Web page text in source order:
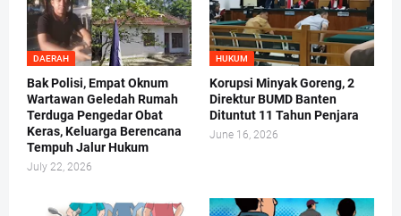
DAERAH
Bak Polisi, Empat Oknum
Wartawan Geledah Rumah
Terduga Pengedar Obat
Keras, Keluarga Berencana
Tempuh Jalur Hukum
July 22, 2026
HUKUM
Korupsi Minyak Goreng, 2
Direktur BUMD Banten
Dituntut 11 Tahun Penjara
June 16, 2026